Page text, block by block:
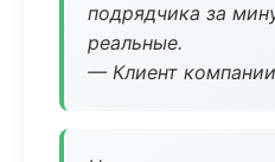
подрядчика за
реальные.
— Клиент компании